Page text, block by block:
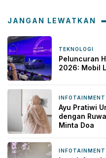
JANGAN LEWATKAN
TEKNOLOGI
Peluncuran
2026: Mobil
INFOTAINMENT
Ayu Pratiwi
dengan
Minta Doa
INFOTAINMENT